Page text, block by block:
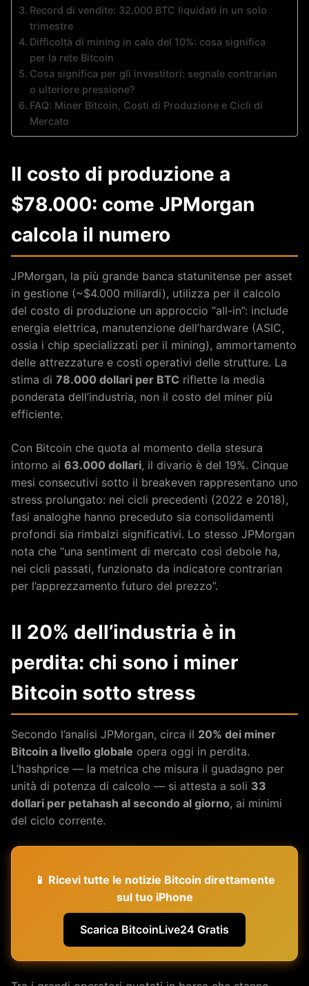
Record di vendite: 32.000 BTC liquidati in un solo
trimestre
Difficoltà di mining in calo del 10%: cosa significa
per la rete Bitcoin
Cosa significa per gli investitori: segnale contrarian
o ulteriore pressione?
FAQ: Miner Bitcoin, Costi di Produzione e Cicli di
Mercato
Il costo di produzione a
$78.000: come JPMorgan
calcola il numero
JPMorgan, la più grande banca statunitense per asset
in gestione (~$4.000 miliardi), utilizza per il calcolo
del costo di produzione un approccio “all-in”: include
energia elettrica, manutenzione dell’hardware (ASIC,
ossia i chip specializzati per il mining), ammortamento
delle attrezzature e costi operativi delle strutture. La
stima di 78.000 dollari per BTC riflette la media
ponderata dell’industria, non il costo del miner più
efficiente.
Con Bitcoin che quota al momento della stesura
intorno ai 63.000 dollari, il divario è del 19%. Cinque
mesi consecutivi sotto il breakeven rappresentano uno
stress prolungato: nei cicli precedenti (2022 e 2018),
fasi analoghe hanno preceduto sia consolidamenti
profondi sia rimbalzi significativi. Lo stesso JPMorgan
nota che “una sentiment di mercato così debole ha,
nei cicli passati, funzionato da indicatore contrarian
per l’apprezzamento futuro del prezzo”.
Il 20% dell’industria è in
perdita: chi sono i miner
Bitcoin sotto stress
Secondo l’analisi JPMorgan, circa il 20% dei miner
Bitcoin a livello globale opera oggi in perdita.
L’hashprice — la metrica che misura il guadagno per
unità di potenza di calcolo — si attesta a soli 33
dollari per petahash al secondo al giorno, ai minimi
del ciclo corrente.
📱 Ricevi tutte le notizie Bitcoin direttamente
sul tuo iPhone
Scarica BitcoinLive24 Gratis